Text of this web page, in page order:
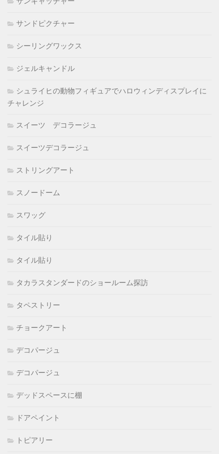
サンドピクチャー
シーリングワックス
ジェルキャンドル
シュライヒの動物フィギュアでハロウィンディスプレイに
チャレンジ
スイーツ デコラージュ
スイーツデコラージュ
ストリングアート
スノードーム
スワッグ
タイル貼り
タイル貼り
タカラスタンダードのショールーム探訪
タペストリー
チョークアート
デコパージュ
デコパージュ
デッドスペースに棚
ドアペイント
トピアリー